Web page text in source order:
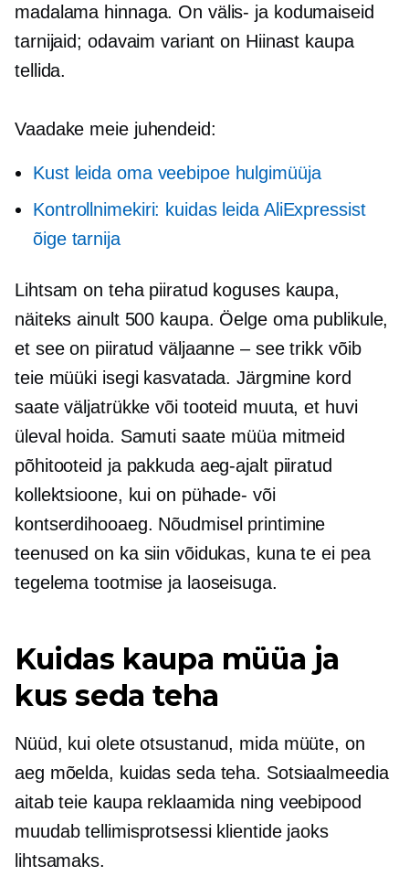
madalama hinnaga. On välis- ja kodumaiseid
tarnijaid; odavaim variant on Hiinast kaupa
tellida.
Vaadake meie juhendeid:
Kust leida oma veebipoe hulgimüüja
Kontrollnimekiri: kuidas leida AliExpressist
õige tarnija
Lihtsam on teha piiratud koguses kaupa,
näiteks ainult 500 kaupa. Öelge oma publikule,
et see on piiratud väljaanne – see trikk võib
teie müüki isegi kasvatada. Järgmine kord
saate väljatrükke või tooteid muuta, et huvi
üleval hoida. Samuti saate müüa mitmeid
põhitooteid ja pakkuda aeg-ajalt piiratud
kollektsioone, kui on pühade- või
kontserdihooaeg. Nõudmisel printimine
teenused on ka siin võidukas, kuna te ei pea
tegelema tootmise ja laoseisuga.
Kuidas kaupa müüa ja
kus seda teha
Nüüd, kui olete otsustanud, mida müüte, on
aeg mõelda, kuidas seda teha. Sotsiaalmeedia
aitab teie kaupa reklaamida ning veebipood
muudab tellimisprotsessi klientide jaoks
lihtsamaks.